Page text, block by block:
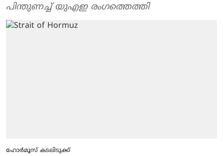
പിന്തുണച്ച് യുഎഇ രംഗത്തെത്തി
ഹോര്‍മൂസ് കടലിടുക്ക്